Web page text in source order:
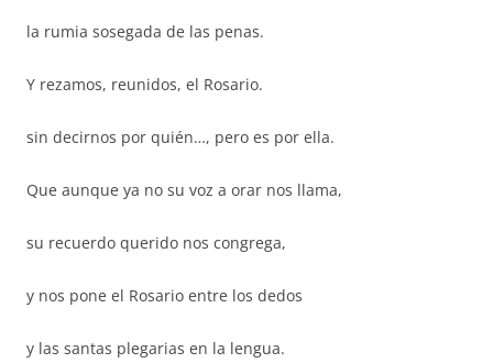
la rumia sosegada de las penas.
Y rezamos, reunidos, el Rosario.
sin decirnos por quién…, pero es por ella.
Que aunque ya no su voz a orar nos llama,
su recuerdo querido nos congrega,
y nos pone el Rosario entre los dedos
y las santas plegarias en la lengua.